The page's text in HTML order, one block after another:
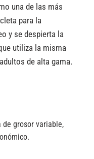
una de las más
para la
y se despierta la
utiliza la misma
de alta gama.
grosor variable,